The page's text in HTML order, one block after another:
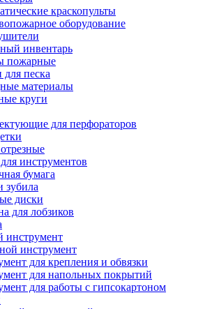
краскопульты
оборудование
инвентарь
пожарные
песка
материалы
круги
для перфораторов
инструментов
бумага
зубила
диски
для лобзиков
инструмент
инструмент
для крепления и обвязки
для напольных покрытий
для работы с гипсокартоном